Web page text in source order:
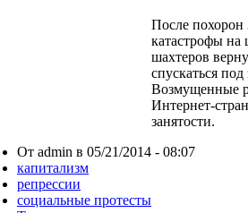
После похорон
катастрофы на
шахтеров
спускаться
Возмущенные
Интернет-
занятости.
От admin в 05/21/2014 - 08:07
капитализм
репрессии
социальные протесты